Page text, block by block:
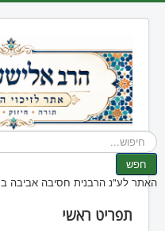
חיפוש...
חפש
האתר לע"נ הרבנית חסיבה אביבה
תפריט ראשי